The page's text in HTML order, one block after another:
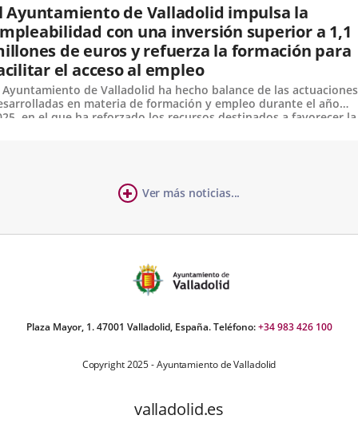
Ayuntamiento de Valladolid impulsa la
con una inversión superior a 1,1
de euros y refuerza la formación para
el acceso al empleo
Ayuntamiento de Valladolid ha hecho balance de las actuaciones
en materia de formación y empleo durante el año
en el que ha reforzado los recursos destinados a favorecer la
Ver más noticias...
Plaza Mayor, 1. 47001 Valladolid, España. Teléfono:+34 983 426 100
Copyright 2025 - Ayuntamiento de Valladolid
valladolid.es